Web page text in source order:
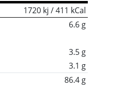
1720 kj / 411 kCal
6.6 g
3.5 g
3.1 g
86.4 g